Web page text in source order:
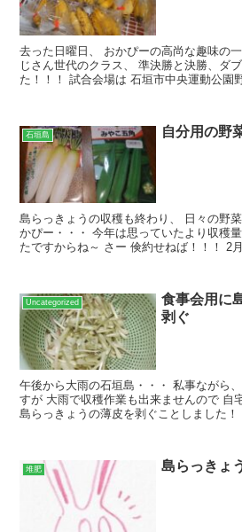
去った日曜日、 おかぴーの高尚な趣味の
じさん世代のクラス、 準決勝と決勝、ダ
た！！！ 試合会場は 石垣市中央運動公園
石垣島 自分用の野
島らっきょうの収穫も終わり、 日々の野
かぴー・・・ 今年は思っていたより収穫
たですからね～ さー 倹約せねば！！！ 2
Uncategorized
食事会用に
剥ぐ
午後から大雨の石垣島・・・ 私事ながら
すが 大雨で収穫作業も出来ませんので 自
島らっきょうの薄皮を剥ぐことしました！
堆肥 島らっきょ